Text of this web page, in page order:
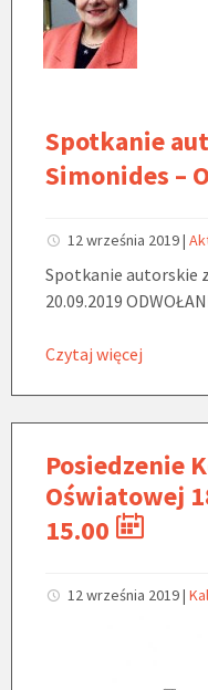
Spotkanie
Simonides –
12 września 2019|
Spotkanie autorskie
20.09.2019
Czytaj więcej
Posiedzenie
Oświatowej
15.00
12 września 2019|